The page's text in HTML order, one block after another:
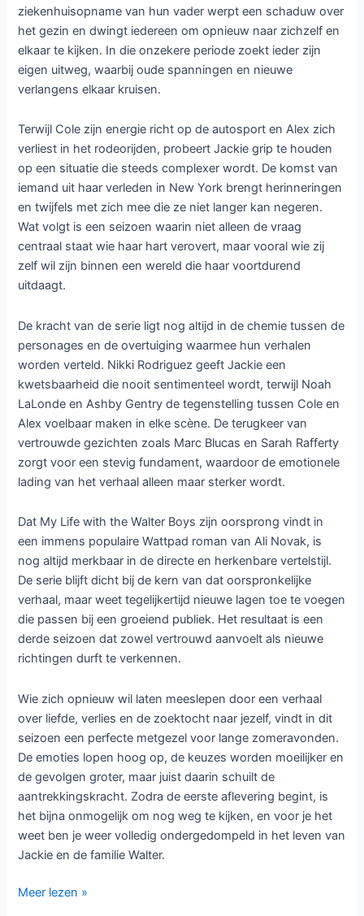
ziekenhuisopname van hun vader werpt een schaduw over
het gezin en dwingt iedereen om opnieuw naar zichzelf en
elkaar te kijken. In die onzekere periode zoekt ieder zijn
eigen uitweg, waarbij oude spanningen en nieuwe
verlangens elkaar kruisen.
Terwijl Cole zijn energie richt op de autosport en Alex zich
verliest in het rodeorijden, probeert Jackie grip te houden
op een situatie die steeds complexer wordt. De komst van
iemand uit haar verleden in New York brengt herinneringen
en twijfels met zich mee die ze niet langer kan negeren.
Wat volgt is een seizoen waarin niet alleen de vraag
centraal staat wie haar hart verovert, maar vooral wie zij
zelf wil zijn binnen een wereld die haar voortdurend
uitdaagt.
De kracht van de serie ligt nog altijd in de chemie tussen de
personages en de overtuiging waarmee hun verhalen
worden verteld. Nikki Rodriguez geeft Jackie een
kwetsbaarheid die nooit sentimenteel wordt, terwijl Noah
LaLonde en Ashby Gentry de tegenstelling tussen Cole en
Alex voelbaar maken in elke scène. De terugkeer van
vertrouwde gezichten zoals Marc Blucas en Sarah Rafferty
zorgt voor een stevig fundament, waardoor de emotionele
lading van het verhaal alleen maar sterker wordt.
Dat My Life with the Walter Boys zijn oorsprong vindt in
een immens populaire Wattpad roman van Ali Novak, is
nog altijd merkbaar in de directe en herkenbare vertelstijl.
De serie blijft dicht bij de kern van dat oorspronkelijke
verhaal, maar weet tegelijkertijd nieuwe lagen toe te voegen
die passen bij een groeiend publiek. Het resultaat is een
derde seizoen dat zowel vertrouwd aanvoelt als nieuwe
richtingen durft te verkennen.
Wie zich opnieuw wil laten meeslepen door een verhaal
over liefde, verlies en de zoektocht naar jezelf, vindt in dit
seizoen een perfecte metgezel voor lange zomeravonden.
De emoties lopen hoog op, de keuzes worden moeilijker en
de gevolgen groter, maar juist daarin schuilt de
aantrekkingskracht. Zodra de eerste aflevering begint, is
het bijna onmogelijk om nog weg te kijken, en voor je het
weet ben je weer volledig ondergedompeld in het leven van
Jackie en de familie Walter.
Keuzes
Meer lezen »